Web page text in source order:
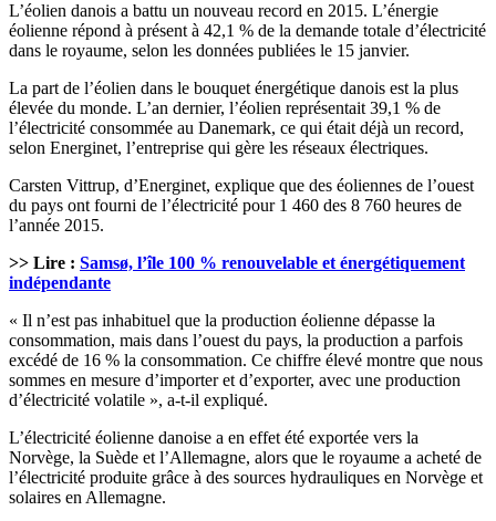
L’éolien danois a battu un nouveau record en 2015. L’énergie
éolienne répond à présent à 42,1 % de la demande totale d’électricité
dans le royaume, selon les données publiées le 15 janvier.
La part de l’éolien dans le bouquet énergétique danois est la plus
élevée du monde. L’an dernier, l’éolien représentait 39,1 % de
l’électricité consommée au Danemark, ce qui était déjà un record,
selon Energinet, l’entreprise qui gère les réseaux électriques.
Carsten Vittrup, d’Energinet, explique que des éoliennes de l’ouest
du pays ont fourni de l’électricité pour 1 460 des 8 760 heures de
l’année 2015.
>> Lire : Samsø, l’île 100 % renouvelable et énergétiquement
indépendante
« Il n’est pas inhabituel que la production éolienne dépasse la
consommation, mais dans l’ouest du pays, la production a parfois
excédé de 16 % la consommation. Ce chiffre élevé montre que nous
sommes en mesure d’importer et d’exporter, avec une production
d’électricité volatile », a-t-il expliqué.
L’électricité éolienne danoise a en effet été exportée vers la
Norvège, la Suède et l’Allemagne, alors que le royaume a acheté de
l’électricité produite grâce à des sources hydrauliques en Norvège et
solaires en Allemagne.